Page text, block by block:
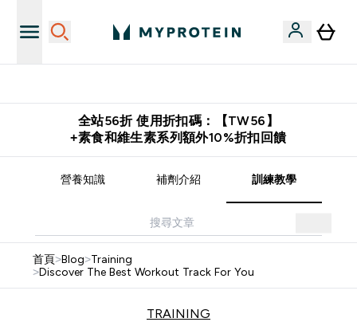
全站56折 使用折扣碼：【TW56】
+素食和維生素系列額外10%折扣回饋
營養知識 補劑介紹 訓練教學
首頁>Blog>Training
>Discover The Best Workout Track For You
TRAINING